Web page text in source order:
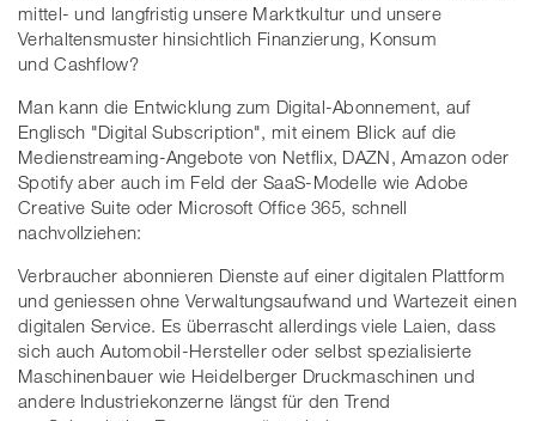
mittel- und langfristig unsere Marktkultur und unsere
Verhaltensmuster hinsichtlich Finanzierung, Konsum
und Cashflow?
Man kann die Entwicklung zum Digital-Abonnement, auf
Englisch "Digital Subscription", mit einem Blick auf die
Medienstreaming-Angebote von Netflix, DAZN, Amazon oder
Spotify aber auch im Feld der SaaS-Modelle wie Adobe
Creative Suite oder Microsoft Office 365, schnell
nachvollziehen:
Verbraucher abonnieren Dienste auf einer digitalen Plattform
und geniessen ohne Verwaltungsaufwand und Wartezeit einen
digitalen Service. Es überrascht allerdings viele Laien, dass
sich auch Automobil-Hersteller oder selbst spezialisierte
Maschinenbauer wie Heidelberger Druckmaschinen und
andere Industriekonzerne längst für den Trend